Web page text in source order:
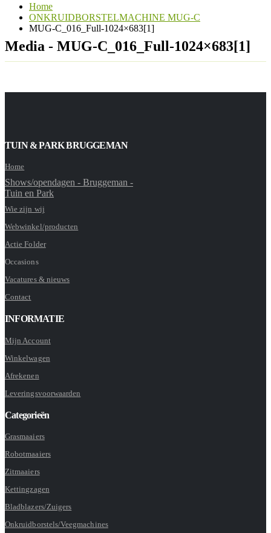
Home
ONKRUIDBORSTELMACHINE MUG-C
MUG-C_016_Full-1024×683[1]
Media - MUG-C_016_Full-1024×683[1]
TUIN & PARK BRUGGEMAN
Home
Shows/opendagen - Bruggeman -
Tuin en Park
Wie zijn wij
Webwinkel/producten
Actie Folder
Occasions
Vacatures & nieuws
Contact
INFORMATIE
Mijn Account
Winkelwagen
Afrekenen
Leveringsvoorwaarden
Categorieën
Grasmaaiers
Robotmaaiers
Zitmaaiers
Kettingzagen
Bladblazers/Zuigers
Onkruidborstels/Veegmachines